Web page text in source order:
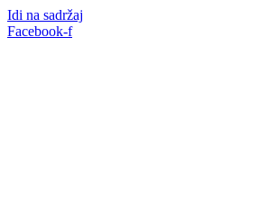
Idi na sadržaj
Facebook-f